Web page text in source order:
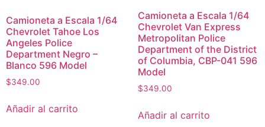
Camioneta a Escala 1/64
Chevrolet Tahoe Los
Angeles Police
Department Negro –
Blanco 596 Model
$349.00
Añadir al carrito
Camioneta a Escala 1/64
Chevrolet Van Express
Metropolitan Police
Department of the District
of Columbia, CBP-041 596
Model
$349.00
Añadir al carrito